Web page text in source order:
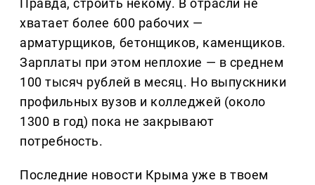
Правда, строить некому. В отрасли не
хватает более 600 рабочих —
арматурщиков, бетонщиков, каменщиков.
Зарплаты при этом неплохие — в среднем
100 тысяч рублей в месяц. Но выпускники
профильных вузов и колледжей (около
1300 в год) пока не закрывают
потребность.
Последние новости Крыма уже в твоем